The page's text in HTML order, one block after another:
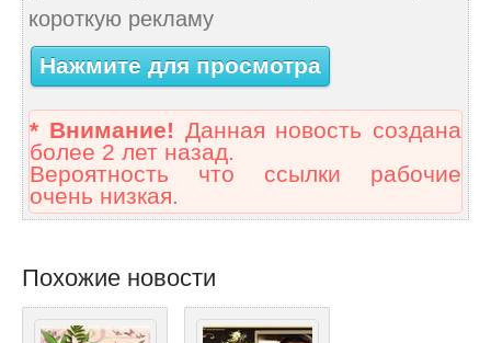
короткую рекламу
Нажмите для просмотра
* Внимание! Данная новость создана
более 2 лет назад.
Вероятность что ссылки рабочие
очень низкая.
Похожие новости